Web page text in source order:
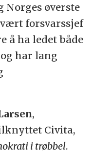
Norges øverste
forsvarssjef
å ha ledet både
har lang
,
Civita,
i trøbbel.